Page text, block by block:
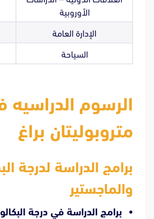
الأوروبية
الإدارة العامة
السياحة
الرسوم
متروبوليتان براغ
برامج الدراسة لدرجة
والماجستير
برامج الدراسة في درجة